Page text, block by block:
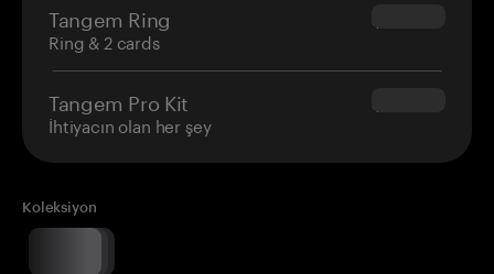
Tangem Ring
Ring & 2 cards
$160.00
Tangem Pro Kit
İhtiyacın olan her şey
$180.00
Koleksiyon